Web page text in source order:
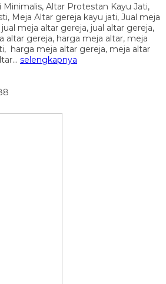
Minimalis, Altar Protestan Kayu Jati,
Meja Altar gereja kayu jati, Jual meja
meja altar gereja, jual altar gereja,
altar gereja, harga meja altar, meja
harga meja altar gereja, meja altar
selengkapnya